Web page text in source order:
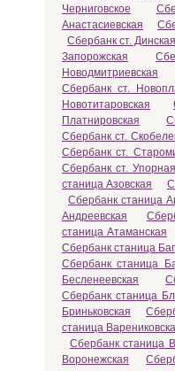
Черниговское
Анастасиевская
Сбербанк ст. Динская
Запорожская
Новодмитриевская
Сбербанк ст.
Новотитаровская
Платнировская
Сбербанк ст.
Сбербанк ст.
Сбербанк ст. Упорная
станица Азовская
Сбербанк станица
Андреевская
станица Атаманская
Сбербанк станица
Сбербанк станица
Бесленеевская
Сбербанк станица
Бриньковская
станица
Сбербанк станица
Воронежская